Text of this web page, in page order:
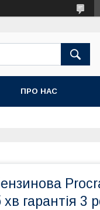
ПРО НАС
гарантія 3